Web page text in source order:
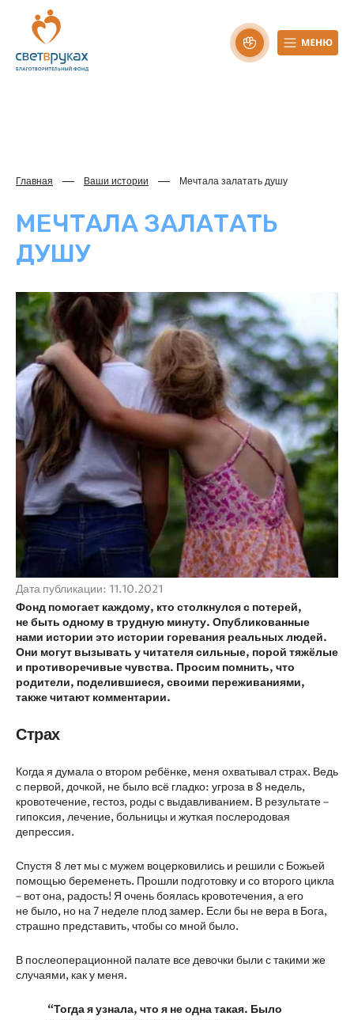
Главная Ваши истории Мечтала залатать душу
МЕЧТАЛА ЗАЛАТАТЬ
ДУШУ
Дата публикации: 11.10.2021
Фонд помогает каждому, кто столкнулся с потерей,
не быть одному в трудную минуту. Опубликованные
нами истории это истории горевания реальных людей.
Они могут вызывать у читателя сильные, порой тяжёлые
и противоречивые чувства. Просим помнить, что
родители, поделившиеся, своими переживаниями,
также читают комментарии.
Страх
Когда я думала о втором ребёнке, меня охватывал страх. Ведь
с первой, дочкой, не было всё гладко: угроза в 8 недель,
кровотечение, гестоз, роды с выдавливанием. В результате –
гипоксия, лечение, больницы и жуткая послеродовая
депрессия.
Спустя 8 лет мы с мужем воцерковились и решили с Божьей
помощью беременеть. Прошли подготовку и со второго цикла
– вот она, радость! Я очень боялась кровотечения, а его
не было, но на 7 неделе плод замер. Если бы не вера в Бога,
страшно представить, чтобы со мной было.
В послеоперационной палате все девочки были с такими же
случаями, как у меня.
“Тогда я узнала, что я не одна такая. Было